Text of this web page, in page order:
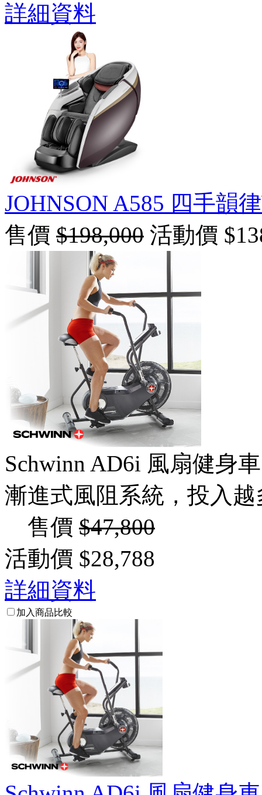
詳細資料
JOHNSON A585 四手韻
售價 $198,000 活動價
Schwinn AD6i 風扇健身車
漸進式風阻系統，投入
售價 $47,800
活動價 $28,788
詳細資料
加入商品比較